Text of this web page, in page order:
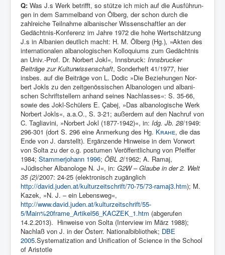
Q: Was J.s Werk betrifft, so stütze ich mich auf die Ausführun­
gen in dem Sammelband von Ölberg, der schon durch die
zahlreiche Teil­nahme albanischer Wissenschaftler an der
Gedächtnis-Konferenz im Jahre 1972 die hohe Wertschätzung
J.s in Albanien deutlich macht: H. M. Ölberg (Hg.), »Akten des
internationalen albanologi­schen Kollo­quiums zum Gedächtnis
an Univ.-Prof. Dr. Norbert Jokl«, Innsbruck: Innsbrucker
Beiträge zur Kulturwissenschaft, Sonderheft 41/1977, hier
insbes. auf die Beiträge von L. Dodic »Die Beziehun­gen Nor­
bert Jokls zu den zeitgenössischen Albanologen und albani­
schen Schriftstellern anhand seines Nachlasses«: S. 35-66,
sowie des Jokl-Schülers E. Çabej, »Das albanologische Werk
Norbert Jokls«, a.a.O., S. 3-21; außerdem auf den Nachruf von
C. Tagliavini, »Norbert Jokl (1877-1942)«, in: Idg. Jb. 28/1949:
296-301 (dort S. 296 eine Anmerkung des Hg. Krahe, die das
Ende von J. darstellt). Ergänzende Hinweise in dem Vorwort
von Solta zu der o.g. postumen Veröffentlichung von Pfeiffer
1984; Stammerjohann 1996; ÖBL 2/1962; A. Ramaj,
»Jüdischer Albanologe N. J«, in: G2W – Glaube in der 2. Welt
35 (2)/2007: 24-25 (elektronisch zugänglich
http://david.juden.at/kulturzeitschrift/70-75/73-ramaj3.htm); M.
Kazek, »N. J. – ein Lebensweg«,
http://www.david.juden.at/kulturzeitschrift/55-
5/Main%20frame_Artikel56_KACZEK_1.htm (abgerufen
14.2.2013). Hinweise von Solta (Interview im März 1988);
Nach­laß von J. in der Österr. Nationalbibliothek; DBE
2005.Systematization and Unification of Science in the School
of Aristotle